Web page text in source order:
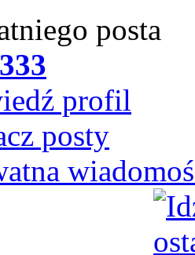
posta
profil
posty